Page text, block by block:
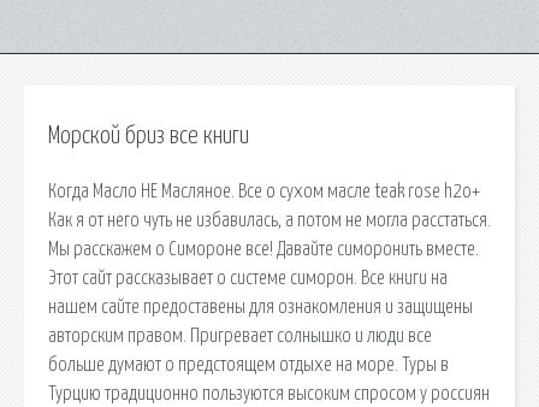
Морской бриз все книги
Когда Масло НЕ Масляное. Все о сухом масле teak rose h2o+
Как я от него чуть не избавилась, а потом не могла расстаться.
Мы расскажем о Симороне все! Давайте симоронить вместе.
Этот сайт рассказывает о системе симорон. Все книги на
нашем сайте предоставены для ознакомления и защищены
авторским правом. Пригревает солнышко и люди все
больше думают о предстоящем отдыхе на море. Туры в
Турцию традиционно пользуются высоким спросом у россиян